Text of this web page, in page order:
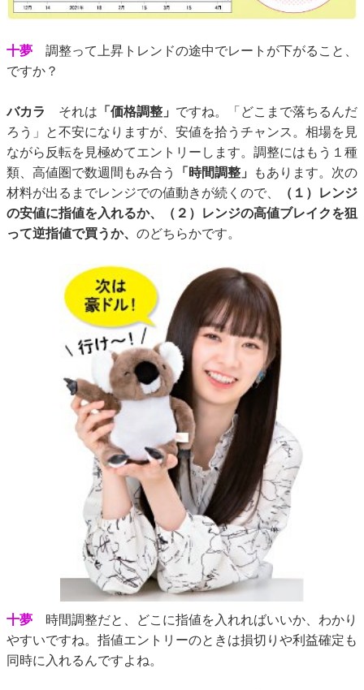
十夢 調整って上昇トレンドの途中でレートが下がること、
ですか？
バカラ それは 「価格調整」 ですね。「どこまで落ちるんだ
ろう」と不安になりますが、安値を拾うチャンス。相場を見
ながら反転を見極めてエントリーします。調整にはもう１種
類、高値圏で数週間もみ合う
「時間調整」
もあります。次の
材料が出るまでレンジでの値動きが続くので、
（１）レンジ
の安値に指値を入れるか、（２）レンジの高値ブレイクを狙
って逆指値で買うか、 のどちらかです。
十夢 時間調整だと、どこに指値を入れればいいか、わかり
やすいですね。指値エントリーのときは損切りや利益確定も
同時に入れるんですよね。